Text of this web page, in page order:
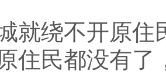
绕不开原住
住民都没有了